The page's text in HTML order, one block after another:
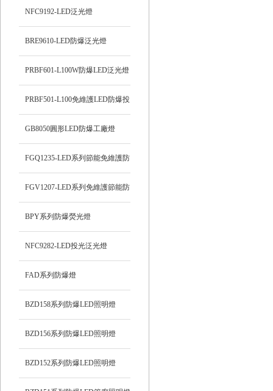
NFC9192-LED泛光燈
BRE9610-LED防爆泛光燈
PRBF601-L100W防爆LED泛光燈
PRBF501-L100免維護LED防爆投
光燈
GB8050圓形LED防爆工廠燈
FGQ1235-LED系列節能免維護防
爆投光燈
FGV1207-LED系列免維護節能防
爆燈
BPY系列防爆熒光燈
NFC9282-LED投光泛光燈
FAD系列防爆燈
BZD158系列防爆LED照明燈
BZD156系列防爆LED照明燈
BZD152系列防爆LED照明燈